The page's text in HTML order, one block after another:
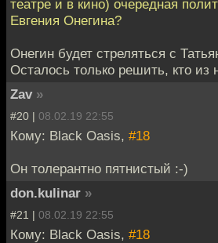
театре и в кино) очередная
Евгения Онегина?
Онегин будет стреляться с
Осталось только решить, кто из
Zav »
#20 | 08.02.19 22:55
Кому: Black Oasis, #18
Он толерантно пятнистый :-)
don.kulinar »
#21 | 08.02.19 22:55
Кому: Black Oasis, #18